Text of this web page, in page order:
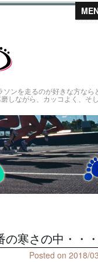
ンを走るのが好きな方なら
しながら、カッコよく、そ
の寒さの中・・
Posted on 2018/